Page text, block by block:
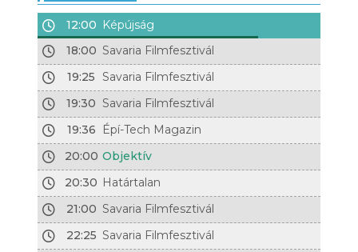
12:00 Képújság
18:00 Savaria Filmfesztivál
19:25 Savaria Filmfesztivál
19:30 Savaria Filmfesztivál
19:36
Épí-Tech Magazin
20:00 Objektív
20:30 Határtalan
21:00 Savaria Filmfesztivál
22:25 Savaria Filmfesztivál